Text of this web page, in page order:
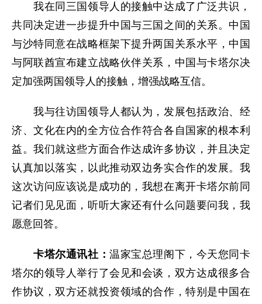
我在同三国领导人的接触中达成了广泛共识，
共同决定进一步提升中国与三国之间的关系。中国
与沙特同意在战略框架下提升两国关系水平，中国
与阿联酋宣布建立战略伙伴关系，中国与卡塔尔决
定加强两国领导人的接触，增强战略互信。
我与往访国领导人都认为，发展包括政治、经
济、文化在内的全方位合作符合各自国家的根本利
益。我们就这些方面合作达成许多协议，并且决定
认真加以落实，以此推动双边务实合作的发展。我
这次访问应该说是成功的，我想在离开卡塔尔前同
记者们见见面，听听大家还有什么问题要问我，我
愿意回答。
卡塔尔通讯社：温家宝总理阁下，今天您同卡
塔尔的领导人举行了会见和会谈，双方达成很多合
作协议，双方还就投资领域的合作，特别是中国在